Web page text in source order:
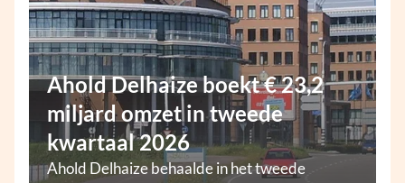
Ahold Delhaize boekt € 23,2
miljard omzet in tweede
kwartaal 2026
Ahold Delhaize behaalde in het tweede